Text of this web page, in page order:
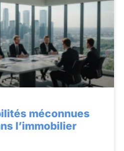
méconnues
l’immobilier